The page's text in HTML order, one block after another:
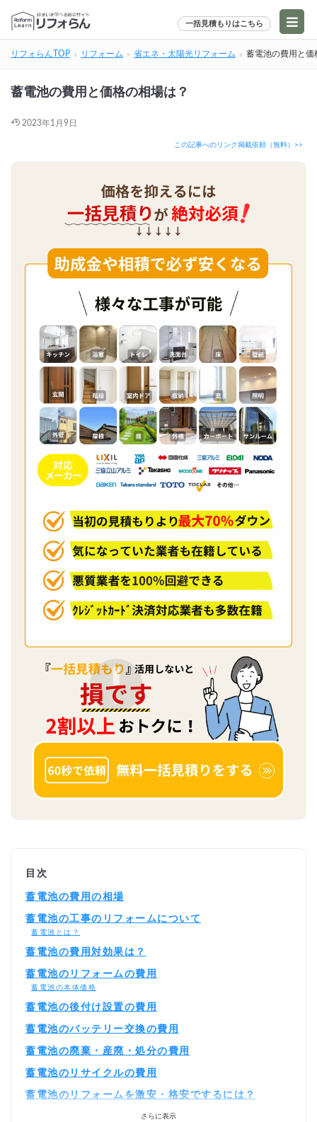
一括見積もりはこちら
リフォらんTOP リフォーム 省エネ・太陽光リフォーム 蓄電池の費用と価
蓄電池の費用と価格の相場は？
2023年1月9日
この記事へのリンク掲載依頼（無料）>>
目次
蓄電池の費用の相場
蓄電池の工事のリフォームについて
蓄電池とは？
蓄電池の費用対効果は？
蓄電池のリフォームの費用
蓄電池の本体価格
蓄電池の後付け設置の費用
蓄電池のバッテリー交換の費用
蓄電池の廃棄・産廃・処分の費用
蓄電池のリサイクルの費用
蓄電池のリフォームを激安・格安でするには？
一括見積もり無料サービスで安く蓄電池のリフォームをできる優良業者
さらに表示